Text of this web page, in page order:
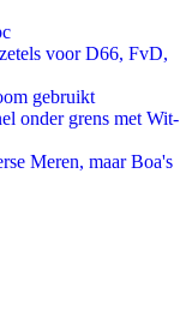
voor D66, FvD,
gebruikt
onder grens met Wit-
Meren, maar Boa's